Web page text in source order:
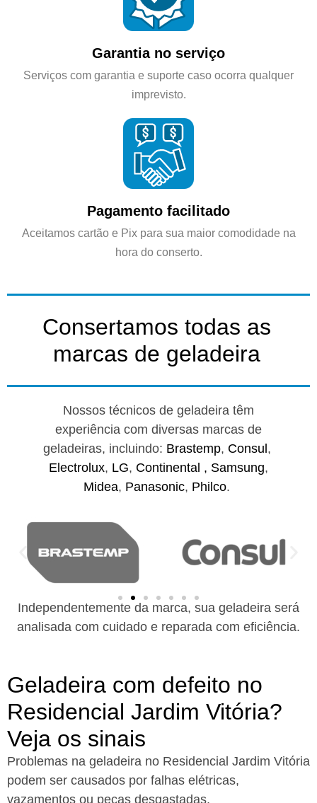
Garantia no serviço
Serviços com garantia e suporte caso ocorra qualquer
imprevisto.
Pagamento facilitado
Aceitamos cartão e Pix para sua maior comodidade na
hora do conserto.
Consertamos todas as
marcas de geladeira
Nossos técnicos de geladeira têm
experiência com diversas marcas de
geladeiras, incluindo: Brastemp, Consul ,
Electrolux, LG, Continental , Samsung,
Midea, Panasonic, Philco.
Independentemente da marca, sua geladeira será
analisada com cuidado e reparada com eficiência.
Geladeira com defeito no
Residencial Jardim Vitória?
Veja os sinais
Problemas na geladeira no Residencial Jardim Vitória
podem ser causados por falhas elétricas,
vazamentos ou peças desgastadas.